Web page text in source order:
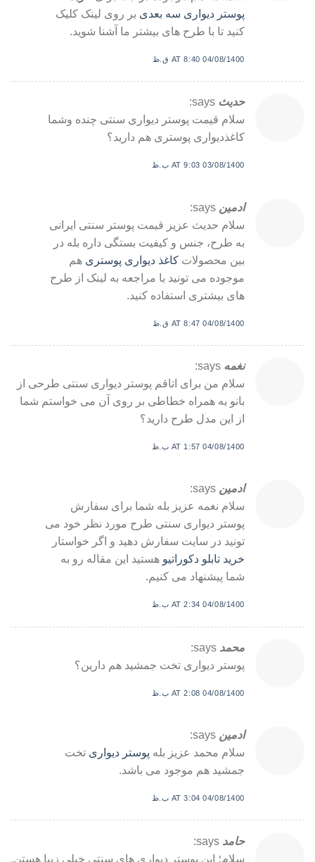
پوستر دیواری سه بعدی بر روی لینک کلیک
کنید تا با طرح های بیشتر ما آشنا شوید.
04/08/1400 AT 8:40 ق.ظ
حدیث says:
سلام قیمت پوستر دیواری سنتی چنده وشما
کاغذدیواری پوستری هم دارید؟
03/08/1400 AT 9:03 ب.ظ
ادمین says:
سلام حدیث عزیز قیمت پوستر سنتی ایرانی
به طرح، جنس و کیفیت بستگی داره بله در
بین محصولات کاغذ دیواری پوستری هم
موجوده می تونید با مراجعه به لینک از طرح
های بیشتری استفاده کنید.
04/08/1400 AT 8:47 ق.ظ
نغمه says:
سلام من برای اتاقم پوستر دیواری سنتی طرحی از
بانو به همراه خطاطی بر روی آن می خواستم شما
از این مدل طرح دارید؟
04/08/1400 AT 1:57 ب.ظ
ادمین says:
سلام نغمه عزیز بله شما برای سفارش
پوستر دیواری سنتی طرح مورد نظر خود می
تونید در سایت سفارش دهید و اگر خواستار
خرید تابلو دکوراتیو هستید این مقاله رو به
شما پیشنهاد می کنیم.
04/08/1400 AT 2:34 ب.ظ
محمد says:
پوستر دیواری تخت جمشید هم دارین؟
04/08/1400 AT 2:08 ب.ظ
ادمین says:
سلام محمد عزیز بله پوستر دیواری تخت
جمشید هم موجود می باشد.
04/08/1400 AT 3:04 ب.ظ
حامد says:
سلام؛ این پوستر دیواری های سنتی خیلی زیبا هستن.